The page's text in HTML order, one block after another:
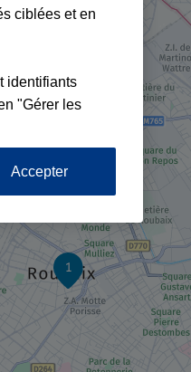
1
ciblées et en
identifiants
"Gérer les
Accepter